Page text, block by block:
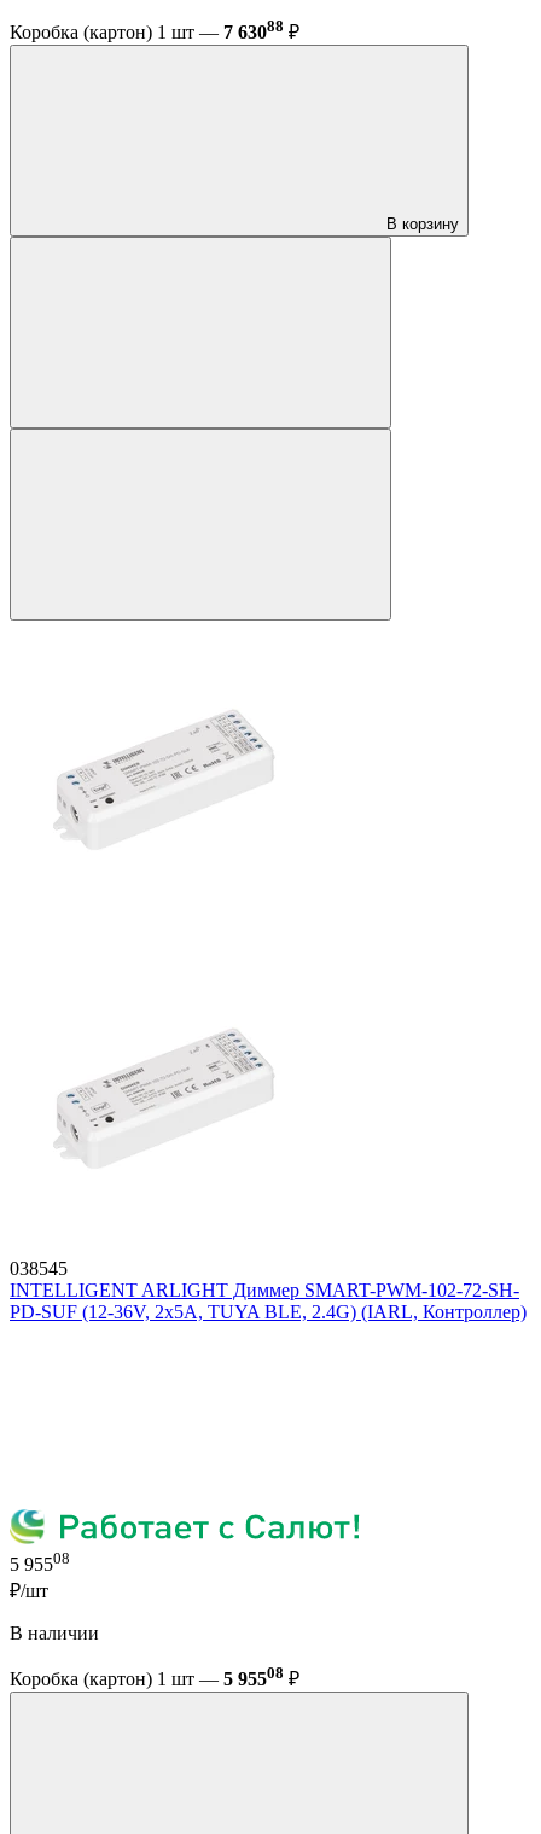
Коробка (картон) 1 шт — 7 63088 ₽
В корзину
038545
INTELLIGENT ARLIGHT Диммер SMART-PWM-102-72-SH-
PD-SUF (12-36V, 2x5A, TUYA BLE, 2.4G) (IARL, Контроллер)
5 95508
₽/шт
В наличии
Коробка (картон) 1 шт — 5 95508 ₽